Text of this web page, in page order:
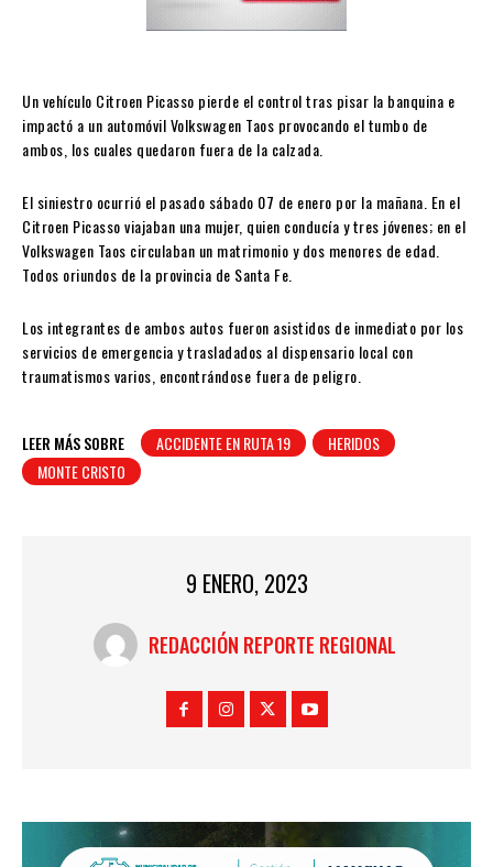
Un vehículo Citroen Picasso pierde el control tras pisar la banquina e
impactó a un automóvil Volkswagen Taos provocando el tumbo de
ambos, los cuales quedaron fuera de la calzada.
El siniestro ocurrió el pasado sábado 07 de enero por la mañana. En el
Citroen Picasso viajaban una mujer, quien conducía y tres jóvenes; en el
Volkswagen Taos circulaban un matrimonio y dos menores de edad.
Todos oriundos de la provincia de Santa Fe.
Los integrantes de ambos autos fueron asistidos de inmediato por los
servicios de emergencia y trasladados al dispensario local con
traumatismos varios, encontrándose fuera de peligro.
LEER MÁS SOBRE ACCIDENTE EN RUTA 19
HERIDOS
MONTE CRISTO
9 ENERO, 2023
REDACCIÓN REPORTE REGIONAL